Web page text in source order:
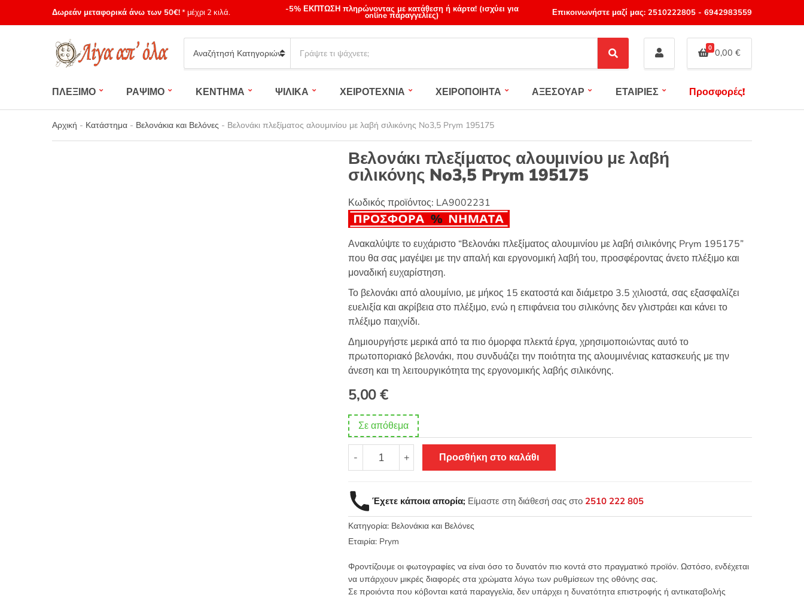
Δωρεάν μεταφορικά άνω των 50€!* μέχρι 2 κιλά. -5% ΕΚΠΤΩΣΗ πληρώνοντας με κατάθεση ή κάρτα! (ισχύει για
online παραγγελίες) Επικοινωνήστε μαζί μας: 2510222805- 6942983559
Category
name
a
c
h
p
S
e
c
0 0,00 €
ΠΛΕΞΙΜΟ ΡΑΨΙΜΟ ΚΕΝΤΗΜΑ ΨΙΛΙΚΑ ΧΕΙΡΟΤΕΧΝΙΑ ΧΕΙΡΟΠΟΙΗΤΑ ΑΞΕΣΟΥΑΡ ΕΤΑΙΡΙΕΣ Προσφορές!
Αρχική - Κατάστημα - Βελονάκια και Βελόνες - Βελονάκι πλεξίματος αλουμινίου με λαβή σιλικόνης No3,5 Prym 195175
Βελονάκι πλεξίματος αλουμινίου με λαβή
σιλικόνης No3,5 Prym 195175
Κωδικός προϊόντος: LA9002231
Ανακαλύψτε το ευχάριστο “Βελονάκι πλεξίματος αλουμινίου με λαβή σιλικόνης Prym 195175”
που θα σας μαγέψει με την απαλή και εργονομική λαβή του, προσφέροντας άνετο πλέξιμο και
μοναδική ευχαρίστηση.
Το βελονάκι από αλουμίνιο, με μήκος 15 εκατοστά και διάμετρο 3.5 χιλιοστά, σας εξασφαλίζει
ευελιξία και ακρίβεια στο πλέξιμο, ενώ η επιφάνεια του σιλικόνης δεν γλιστράει και κάνει το
πλέξιμο παιχνίδι.
Δημιουργήστε μερικά από τα πιο όμορφα πλεκτά έργα, χρησιμοποιώντας αυτό το
πρωτοποριακό βελονάκι, που συνδυάζει την ποιότητα της αλουμινένιας κατασκευής με την
άνεση και τη λειτουργικότητα της εργονομικής λαβής σιλικόνης.
5,00€
Σε απόθεμα
-
Βελονάκι
πλεξίματος
λαβή
σιλικόνης
No3,5
Prym
ποσότητα
+ Προσθήκη στο καλάθι
Έχετε κάποια απορία; Είμαστε στη διάθεσή σας στο 2510 222 805
Κατηγορία: Βελονάκια και Βελόνες
Εταιρία: Prym
Φροντίζουμε οι φωτογραφίες να είναι όσο το δυνατόν πιο κοντά στο πραγματικό προϊόν. Ωστόσο, ενδέχεται
να υπάρχουν μικρές διαφορές στα χρώματα λόγω των ρυθμίσεων της οθόνης σας.
Σε προιόντα που κόβονται κατά παραγγελία, δεν υπάρχει η δυνατότητα επιστροφής ή αντικαταβολής